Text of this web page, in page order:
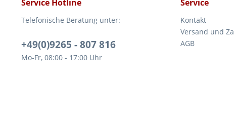
Service Hotline
Telefonische Beratung unter:
+49(0)9265 - 807 816
Mo-Fr, 08:00 - 17:00 Uhr
Service
Kontakt
Versand und
AGB